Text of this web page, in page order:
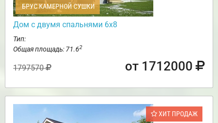
БРУС КАМЕРНОЙ СУШКИ
Дом с двумя спальнями 6х8
Тип:
Общая площадь: 71.62
1797570 от 1712000
ХИТ ПРОДАЖ